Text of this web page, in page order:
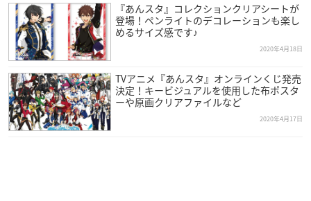
『あんスタ』コレクションクリアシートが
登場！ペンライトのデコレーションも楽し
めるサイズ感です♪
2020年4月18日
TVアニメ『あんスタ』オンラインくじ発売
決定！キービジュアルを使用した布ポスタ
ーや原画クリアファイルなど
2020年4月17日